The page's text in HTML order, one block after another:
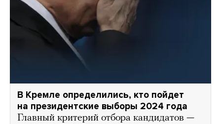
В Кремле определились, кто пойдет
на президентские выборы 2024 года
Главный критерий отбора кандидатов —